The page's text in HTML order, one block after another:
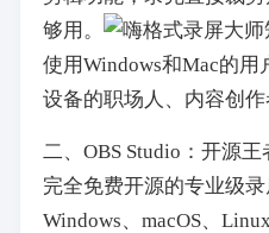
够用。
使用Windows和Mac的
设备的职场人、内容创作
二、OBS Studio：开源
完全免费开源的专业级
Windows、macOS、